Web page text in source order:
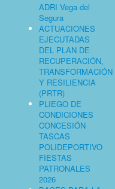
ADRI Vega del
Segura
ACTUACIONES
EJECUTADAS
DEL PLAN DE
RECUPERACIÓN,
TRANSFORMACIÓN
Y RESILIENCIA
(PRTR)
PLIEGO DE
CONDICIONES
CONCESIÓN
TASCAS
POLIDEPORTIVO
FIESTAS
PATRONALES
2026